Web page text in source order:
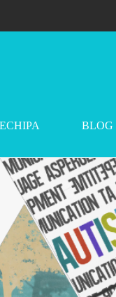
ECHIPA BLOG